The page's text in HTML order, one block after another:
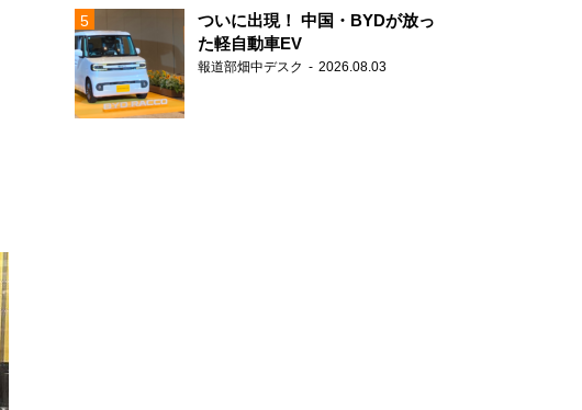
ついに出現！ 中国・BYDが放っ
た軽自動車EV
報道部畑中デスク 2026.08.03